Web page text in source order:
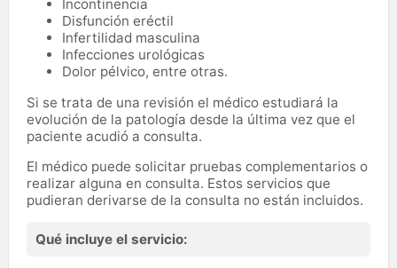
Incontinencia
Disfunción eréctil
Infertilidad masculina
Infecciones urológicas
Dolor pélvico, entre otras.
Si se trata de una revisión el médico estudiará la
evolución de la patología desde la última vez que el
paciente acudió a consulta.
El médico puede solicitar pruebas complementarios o
realizar alguna en consulta. Estos servicios que
pudieran derivarse de la consulta no están incluidos.
Qué incluye el servicio: